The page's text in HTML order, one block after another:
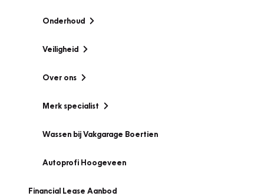
Onderhoud
Veiligheid
Over ons
Merk specialist
Wassen bij Vakgarage Boertien
Autoprofi Hoogeveen
Financial Lease Aanbod